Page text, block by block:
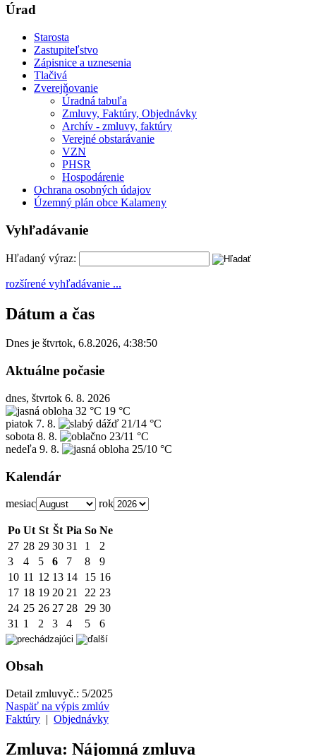
Úrad
Starosta
Zastupiteľstvo
Zápisnice a uznesenia
Tlačivá
Zverejňovanie
Úradná tabuľa
Zmluvy, Faktúry, Objednávky
Archív - zmluvy, faktúry
Verejné obstarávanie
VZN
PHSR
Hospodárenie
Ochrana osobných údajov
Územný plán obce Kalameny
Vyhľadávanie
Hľadaný výraz:
rozšírené vyhľadávanie ...
Dátum a čas
Dnes je štvrtok, 6.8.2026, 4:38:50
Aktuálne počasie
dnes, štvrtok 6. 8. 2026
32 °C 19 °C
piatok 7. 8.
21/14 °C
sobota 8. 8.
23/11 °C
nedeľa 9. 8. 25/10 °C
Kalendár
mesiac rok
Po Ut St Št Pia So Ne
27 28 29 30 31 1
2
3
4 5 6 7 8
9
10 11 12 13 14 15 16
17 18 19 20 21 22 23
24 25 26 27 28 29 30
31 1 2 3 4 5 6
Obsah
Detail zmluvyč.: 5/2025
Naspäť na výpis zmlúv
Faktúry | Objednávky
Zmluva: Nájomná zmluva